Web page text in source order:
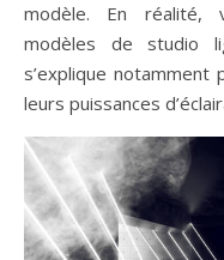
modèle. En réalité,
modèles de studio
s’explique
leurs puissances